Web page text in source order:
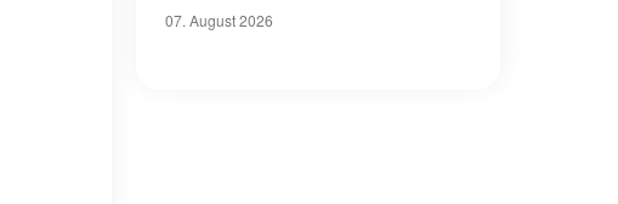
07. August 2026